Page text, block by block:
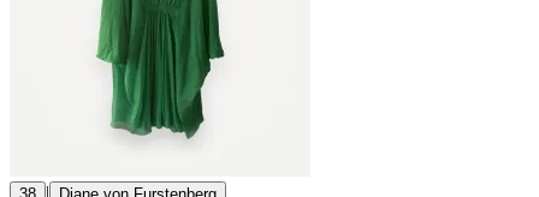
|